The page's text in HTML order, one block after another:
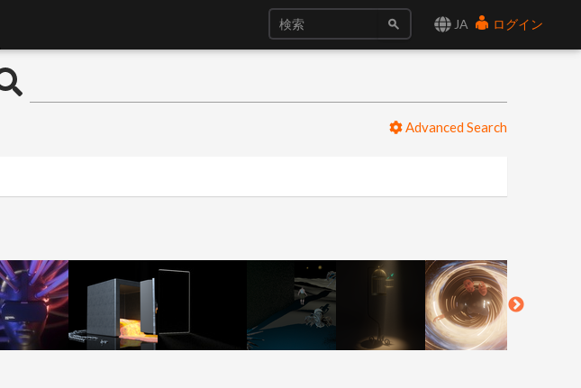
JA ログイン
Advanced Search